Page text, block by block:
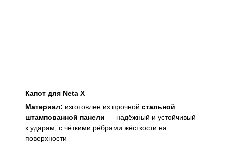
Капот для Neta X
Материал: изготовлен из прочной стальной
штампованной панели — надёжный и устойчивый
к ударам, с чёткими рёбрами жёсткости на
поверхности